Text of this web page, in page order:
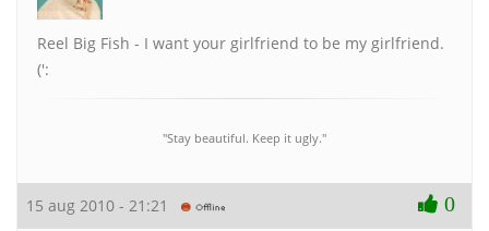
Reel Big Fish - I want your girlfriend to be my girlfriend.
(':
"Stay beautiful. Keep it ugly."
15 aug 2010 - 21:21 0